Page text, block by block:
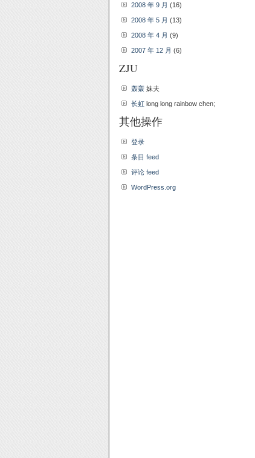
2008 年 9 月 (16)
2008 年 5 月 (13)
2008 年 4 月 (9)
2007 年 12 月 (6)
ZJU
轰轰 妹夫
长虹 long long rainbow chen;
其他操作
登录
条目 feed
评论 feed
WordPress.org